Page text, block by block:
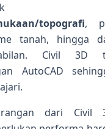
topografi,
tanah, hingga
Civil 3D
AutoCAD
dari Civil